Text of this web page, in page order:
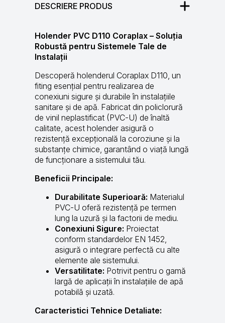
DESCRIERE PRODUS
Holender PVC D110 Coraplax – Soluția
Robustă pentru Sistemele Tale de
Instalații
Descoperă holenderul Coraplax D110, un
fiting esențial pentru realizarea de
conexiuni sigure și durabile în instalațiile
sanitare și de apă. Fabricat din policlorură
de vinil neplastificat (PVC-U) de înaltă
calitate, acest holender asigură o
rezistență excepțională la coroziune și la
substanțe chimice, garantând o viață lungă
de funcționare a sistemului tău.
Beneficii Principale:
Durabilitate Superioară: Materialul
PVC-U oferă rezistență pe termen
lung la uzură și la factorii de mediu.
Conexiuni Sigure: Proiectat
conform standardelor EN 1452,
asigură o integrare perfectă cu alte
elemente ale sistemului.
Versatilitate: Potrivit pentru o gamă
largă de aplicații în instalațiile de apă
potabilă și uzată.
Caracteristici Tehnice Detaliate: